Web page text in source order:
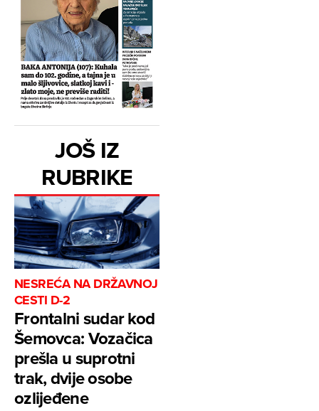
JOŠ IZ
RUBRIKE
NESREĆA NA DRŽAVNOJ
CESTI D-2
Frontalni sudar kod
Šemovca: Vozačica
prešla u suprotni
trak, dvije osobe
ozlijeđene